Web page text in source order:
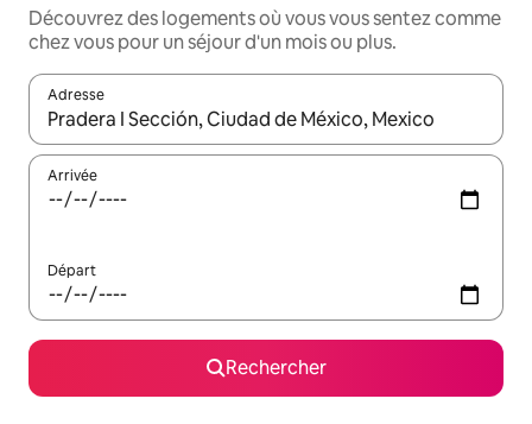
Découvrez des logements où vous vous sentez comme
chez vous pour un séjour d'un mois ou plus.
Adresse
Lorsque les résultats s'affichent, utilisez les flèches vers le
Arrivée
Départ
Rechercher